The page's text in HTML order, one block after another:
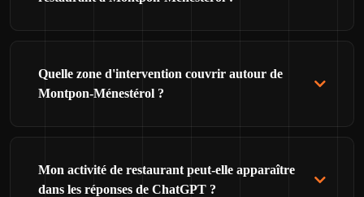
Quelle zone d'intervention couvrir autour de
Montpon-Ménestérol ?
Mon activité de restaurant peut-elle apparaître
dans les réponses de ChatGPT ?